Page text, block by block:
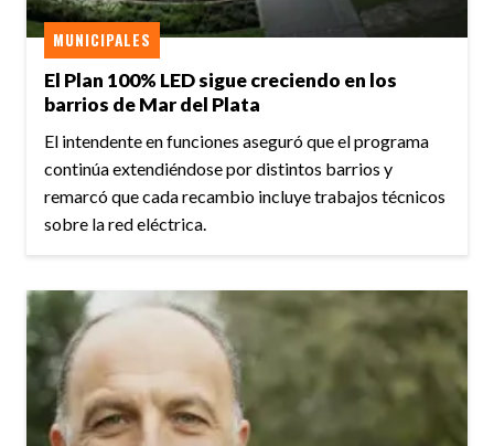
El Plan 100% LED sigue creciendo en los
barrios de Mar del Plata
MUNICIPALES
El intendente en funciones aseguró que el programa
continúa extendiéndose por distintos barrios y
remarcó que cada recambio incluye trabajos técnicos
sobre la red eléctrica.